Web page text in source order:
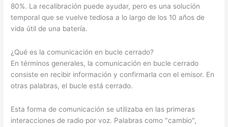
80%. La recalibración puede ayudar, pero es una solución
temporal que se vuelve tediosa a lo largo de los 10 años de
vida útil de una batería.
¿Qué es la comunicación en bucle cerrado?
En términos generales, la comunicación en bucle cerrado
consiste en recibir información y confirmarla con el emisor. En
otras palabras, el bucle está cerrado.
Esta forma de comunicación se utilizaba en las primeras
interacciones de radio por voz. Palabras como "cambio",